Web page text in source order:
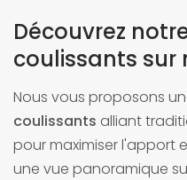
Découvrez
coulissants sur
Nous vous proposons
coulissants alliant
pour maximiser l'apport
une vue panoramique